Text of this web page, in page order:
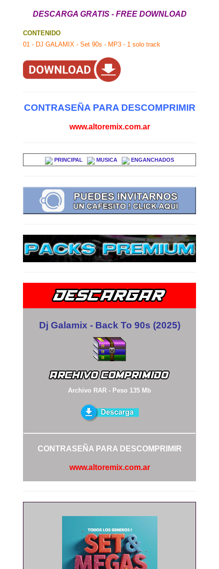
DESCARGA GRATIS - FREE DOWNLOAD
CONTENIDO
01 - DJ GALAMIX - Set 90s - MP3 - 1 solo track
CONTRASEÑA PARA DESCOMPRIMIR
www.altoremix.com.ar
PRINCIPAL MUSICA ENGANCHADOS
Dj Galamix - Back To 90s (2025)
Archivo RAR - Peso 135 Mb
CONTRASEÑA PARA DESCOMPRIMIR
www.altoremix.com.ar